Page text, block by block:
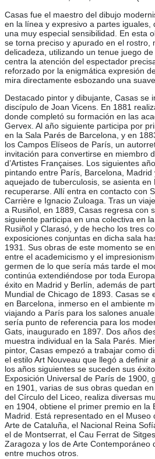
Casas fue el maestro del dibujo
en la línea y expresivo a partes iguales,
una muy especial sensibilidad. En esta
se torna preciso y apurado en el rostro,
delicadeza, utilizando un tenue juego
centra la atención del espectador
reforzado por la enigmática expresión
mira directamente esbozando una
Destacado pintor y dibujante, Casas se
discípulo de Joan Vicens. En 1881
donde completó su formación en las
Gervex. Al año siguiente participa por
en la Sala Parés de Barcelona, y en
los Campos Elíseos de París, un
invitación para convertirse en miembro
d’Artistes Françaises. Los siguientes
pintando entre París, Barcelona, Madrid
aquejado de tuberculosis, se asienta en
recuperarse. Allí entra en contacto con
Carrière e Ignacio Zuloaga. Tras un
a Rusiñol, en 1889, Casas regresa con
siguiente participa en una colectiva en
Rusiñol y Clarasó, y de hecho los tres
exposiciones conjuntas en dicha sala
1931. Sus obras de este momento se
entre el academicismo y el
germen de lo que sería más tarde el
continúa extendiéndose por toda
éxito en Madrid y Berlín, además de
Mundial de Chicago de 1893. Casas se
en Barcelona, inmerso en el ambiente
viajando a París para los salones
sería punto de referencia para los
Gats, inaugurado en 1897. Dos años
muestra individual en la Sala Parés.
pintor, Casas empezó a trabajar como
el estilo Art Nouveau que llegó a definir
los años siguientes se suceden sus
Exposición Universal de París de 1900,
en 1901, varias de sus obras quedan
del Círculo del Liceo, realiza diversas
en 1904, obtiene el primer premio en la
Madrid. Está representado en el Museo
Arte de Cataluña, el Nacional Reina
el de Montserrat, el Cau Ferrat de
Zaragoza y los de Arte Contemporáneo
entre muchos otros.